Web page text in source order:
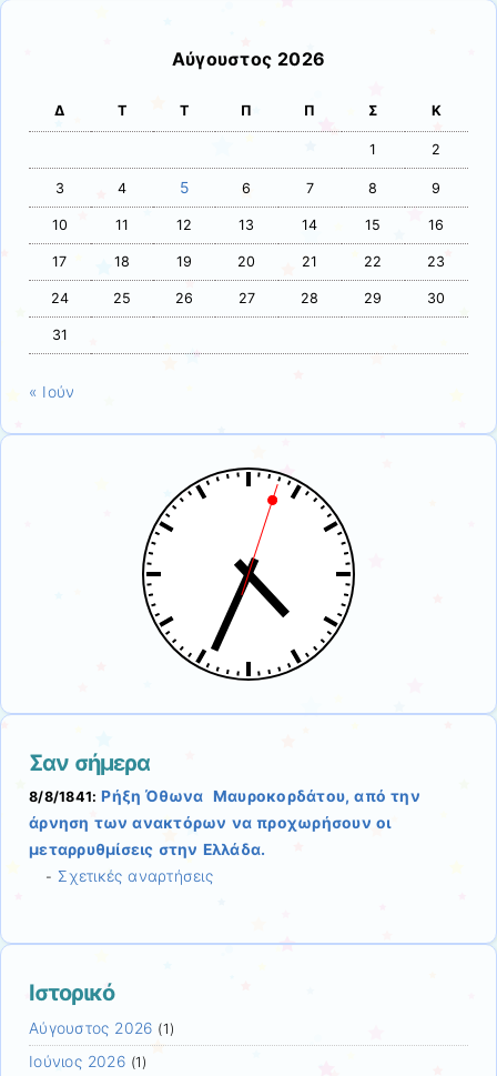
Αύγουστος 2026
Δ Τ Τ Π Π Σ Κ
1 2
3 4 5 6 7 8 9
10 11 12 13 14 15 16
17 18 19 20 21 22 23
24 25 26 27 28 29 30
31
« Ιούν
Σαν σήμερα
8/8/1841: Ρήξη Όθωνα  Μαυροκορδάτου, από την
άρνηση των ανακτόρων να προχωρήσουν οι
μεταρρυθμίσεις στην Ελλάδα.
-Σχετικές αναρτήσεις
Ιστορικό
Αύγουστος 2026 (1)
Ιούνιος 2026(1)